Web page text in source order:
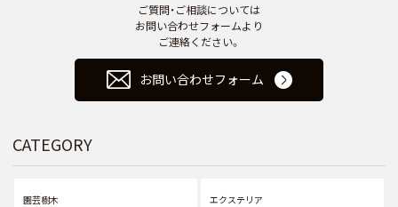
ご質問・ご相談については
お問い合わせフォームより
ご連絡ください。
お問い合わせフォーム
CATEGORY
園芸樹木 エクステリア